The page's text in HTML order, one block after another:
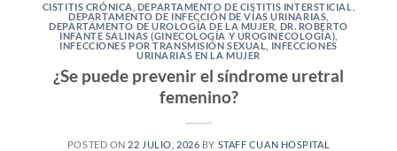
CISTITIS CRÓNICA DEPARTAMENTO DE CISTITIS INTERSTICIAL
DEPARTAMENTO DE INFECCIÓN DE VÍAS URINARIAS
DEPARTAMENTO DE UROLOGÍA DE LA MUJER DR. ROBERTO
INFANTE SALINAS (GINECOLOGÍA Y UROGINECOLOGÍA)
INFECCIONES POR TRANSMISIÓN SEXUAL
INFECCIONES
URINARIAS EN LA MUJER
¿Se puede prevenir el síndrome uretral
femenino?
POSTED ON 22 JULIO, 2026 BY STAFF CUAN HOSPITAL